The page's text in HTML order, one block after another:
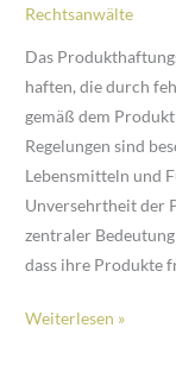
Rechtsanwälte
Das
haften, die durch
gemäß dem
Regelungen sind
Lebensmitteln und
Unversehrtheit der
zentraler
dass ihre Produkte
Lebensmittel
Weiterlesen »